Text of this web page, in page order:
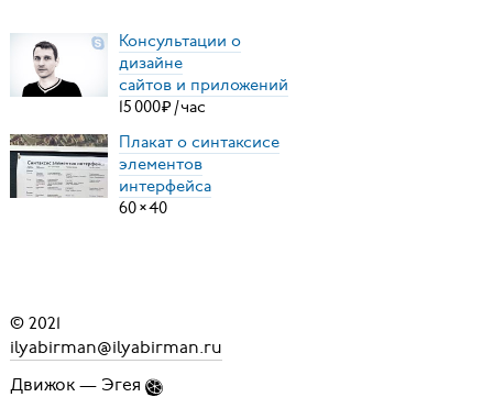
Консультации о
дизайне
сайтов и приложений
15000₽ /час
Плакат о синтаксисе
элементов
интерфейса
60×40
© 2021
ilyabirman@ilyabirman.ru
Движок — Эгея